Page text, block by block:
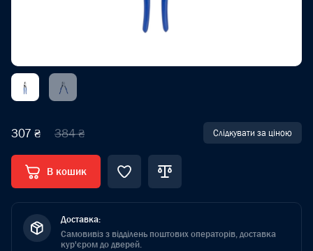
307 ₴ 384 ₴ Слідкувати за ціною
В кошик
Доставка:
Самовивіз з відділень поштових операторів, доставка
кур'єром до дверей.